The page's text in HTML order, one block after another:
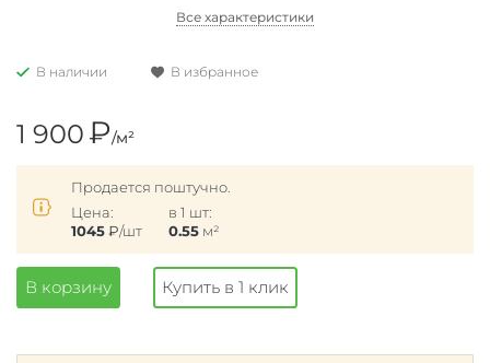
Все характеристики
В наличии В избранное
1 900₽/м²
Продается поштучно.
Цена:
1045 ₽/шт
в 1 шт:
0.55 м²
В корзину Купить в 1 клик